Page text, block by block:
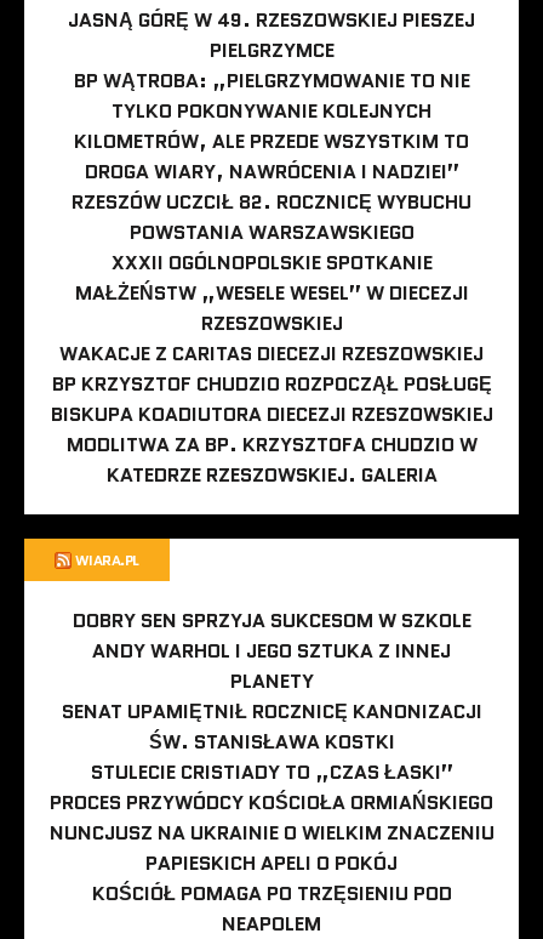
JASNĄ GÓRĘ W 49. RZESZOWSKIEJ PIESZEJ
PIELGRZYMCE
BP WĄTROBA: „PIELGRZYMOWANIE TO NIE
TYLKO POKONYWANIE KOLEJNYCH
KILOMETRÓW, ALE PRZEDE WSZYSTKIM TO
DROGA WIARY, NAWRÓCENIA I NADZIEI”
RZESZÓW UCZCIŁ 82. ROCZNICĘ WYBUCHU
POWSTANIA WARSZAWSKIEGO
XXXII OGÓLNOPOLSKIE SPOTKANIE
MAŁŻEŃSTW „WESELE WESEL” W DIECEZJI
RZESZOWSKIEJ
WAKACJE Z CARITAS DIECEZJI RZESZOWSKIEJ
BP KRZYSZTOF CHUDZIO ROZPOCZĄŁ POSŁUGĘ
BISKUPA KOADIUTORA DIECEZJI RZESZOWSKIEJ
MODLITWA ZA BP. KRZYSZTOFA CHUDZIO W
KATEDRZE RZESZOWSKIEJ. GALERIA
WIARA.PL
DOBRY SEN SPRZYJA SUKCESOM W SZKOLE
ANDY WARHOL I JEGO SZTUKA Z INNEJ
PLANETY
SENAT UPAMIĘTNIŁ ROCZNICĘ KANONIZACJI
ŚW. STANISŁAWA KOSTKI
STULECIE CRISTIADY TO „CZAS ŁASKI”
PROCES PRZYWÓDCY KOŚCIOŁA ORMIAŃSKIEGO
NUNCJUSZ NA UKRAINIE O WIELKIM ZNACZENIU
PAPIESKICH APELI O POKÓJ
KOŚCIÓŁ POMAGA PO TRZĘSIENIU POD
NEAPOLEM